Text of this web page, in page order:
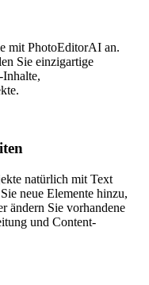
mit PhotoEditorAI an.
Sie einzigartige
natürlich mit Text
neue Elemente hinzu,
ändern Sie vorhandene
und Content-